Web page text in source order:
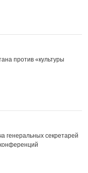
против «культуры
генеральных секретарей